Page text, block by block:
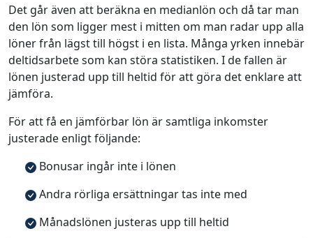
Det går även att beräkna en medianlön och då tar man
den lön som ligger mest i mitten om man radar upp alla
löner från lägst till högst i en lista. Många yrken innebär
deltidsarbete som kan störa statistiken. I de fallen är
lönen justerad upp till heltid för att göra det enklare att
jämföra.
För att få en jämförbar lön är samtliga inkomster
justerade enligt följande:
Bonusar ingår inte i lönen
Andra rörliga ersättningar tas inte med
Månadslönen justeras upp till heltid